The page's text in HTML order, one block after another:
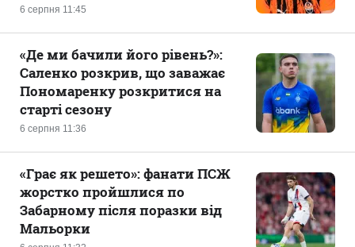
6 серпня 11:45
6 серпня 11:36
«Де ми бачили його рівень?»:
Саленко розкрив, що заважає
Пономаренку розкритися на
старті сезону
«Грає як решето»: фанати ПСЖ
жорстко пройшлися по
Забарному після поразки від
Мальорки